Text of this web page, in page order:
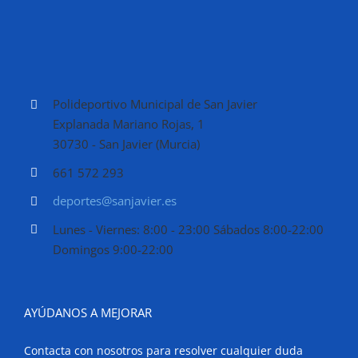
Polideportivo Municipal de San Javier
Explanada Mariano Rojas, 1
30730 - San Javier (Murcia)
661 572 293
deportes@sanjavier.es
Lunes - Viernes: 8:00 - 23:00 Sábados 8:00-22:00
Domingos 9:00-22:00
AYÚDANOS A MEJORAR
Contacta con nosotros para resolver cualquier duda